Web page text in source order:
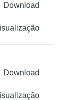
Download
Download